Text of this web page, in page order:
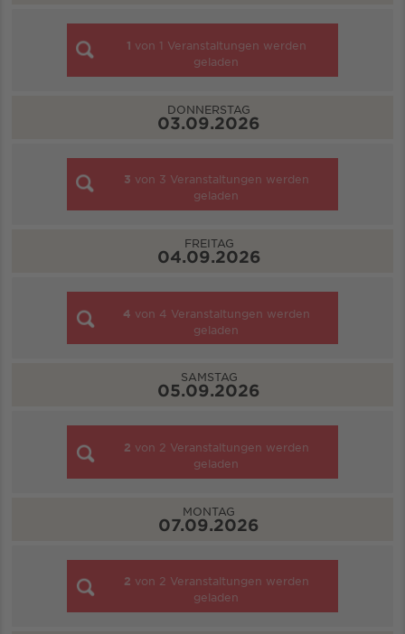
1 von 1 Veranstaltungen werden
geladen
DONNERSTAG
03.09.2026
3 von 3 Veranstaltungen werden
geladen
FREITAG
04.09.2026
4 von 4 Veranstaltungen werden
geladen
SAMSTAG
05.09.2026
2 von 2 Veranstaltungen werden
geladen
MONTAG
07.09.2026
2 von 2 Veranstaltungen werden
geladen